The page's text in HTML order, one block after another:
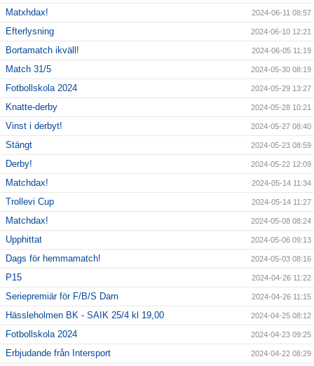
Matxhdax! 2024-06-11 08:57
Efterlysning 2024-06-10 12:21
Bortamatch ikväll! 2024-06-05 11:19
Match 31/5 2024-05-30 08:19
Fotbollskola 2024 2024-05-29 13:27
Knatte-derby 2024-05-28 10:21
Vinst i derbyt! 2024-05-27 08:40
Stängt 2024-05-23 08:59
Derby! 2024-05-22 12:09
Matchdax! 2024-05-14 11:34
Trollevi Cup 2024-05-14 11:27
Matchdax! 2024-05-08 08:24
Upphittat 2024-05-06 09:13
Dags för hemmamatch! 2024-05-03 08:16
P15 2024-04-26 11:22
Seriepremiär för F/B/S Dam 2024-04-26 11:15
Hässleholmen BK - SAIK 25/4 kl 19,00 2024-04-25 08:12
Fotbollskola 2024 2024-04-23 09:25
Erbjudande från Intersport 2024-04-22 08:29